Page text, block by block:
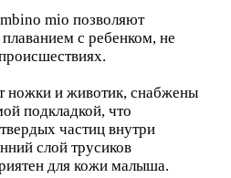
mio позволяют
с ребенком, не
ножки и животик, снабжены
подкладкой, что
частиц внутри
слой трусиков
для кожи малыша.